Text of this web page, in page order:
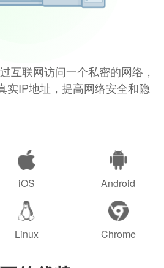
互联网访问一个私密的网络，
实IP地址，提高网络安全和隐
iOS Android
Linux Chrome